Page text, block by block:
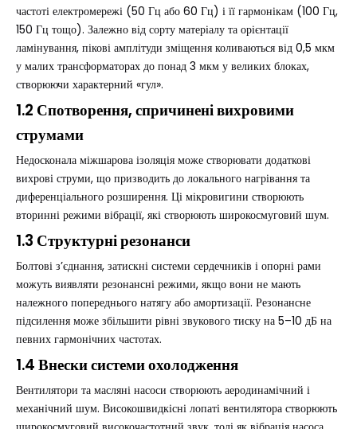
частоті електромережі (50 Гц або 60 Гц) і її гармонікам (100 Гц,
150 Гц тощо). Залежно від сорту матеріалу та орієнтації
ламінування, пікові амплітуди зміщення коливаються від 0,5 мкм
у малих трансформаторах до понад 3 мкм у великих блоках,
створюючи характерний «гул».
1.2 Спотворення, спричинені вихровими
струмами
Недосконала міжшарова ізоляція може створювати додаткові
вихрові струми, що призводить до локального нагрівання та
диференціального розширення. Ці мікровигини створюють
вторинні режими вібрації, які створюють широкосмуговий шум.
1.3 Структурні резонанси
Болтові з’єднання, затискні системи сердечників і опорні рами
можуть виявляти резонансні режими, якщо вони не мають
належного попереднього натягу або амортизації. Резонансне
підсилення може збільшити рівні звукового тиску на 5–10 дБ на
певних гармонічних частотах.
1.4 Внески системи охолодження
Вентилятори та масляні насоси створюють аеродинамічний і
механічний шум. Високошвидкісні лопаті вентилятора створюють